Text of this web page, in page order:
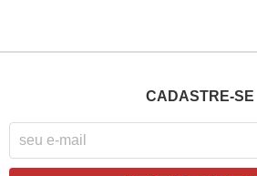
CADASTRE-SE